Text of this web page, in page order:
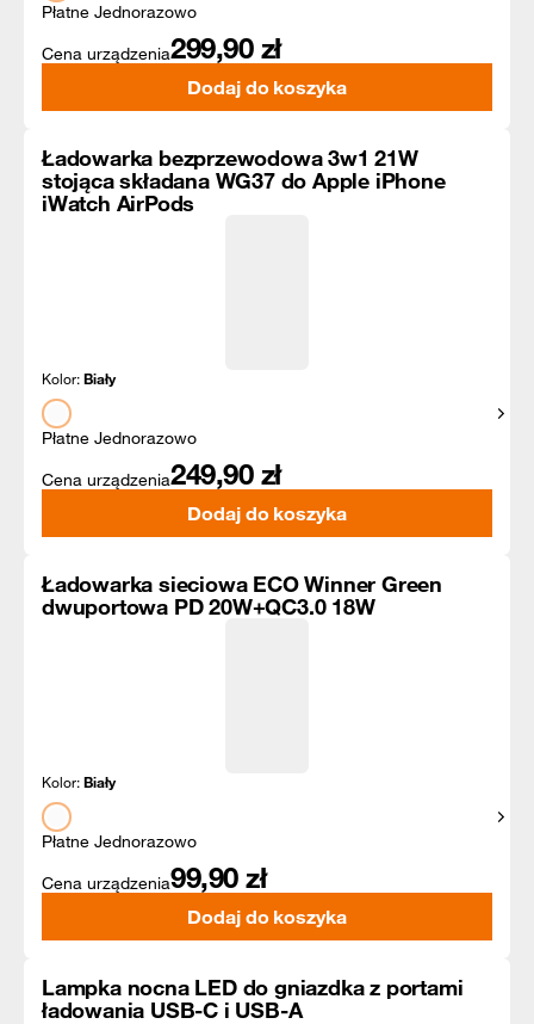
Płatne Jednorazowo
Cena urządzenia299,90 zł
Dodaj do koszyka
Ładowarka bezprzewodowa 3w1 21W
stojąca składana WG37 do Apple iPhone
iWatch AirPods
Kolor:Biały
Płatne Jednorazowo
Cena urządzenia249,90 zł
Dodaj do koszyka
Ładowarka sieciowa ECO Winner Green
dwuportowa PD 20W+QC3.0 18W
Kolor:Biały
Płatne Jednorazowo
Cena urządzenia99,90 zł
Dodaj do koszyka
Lampka nocna LED do gniazdka z portami
ładowania USB-C i USB-A